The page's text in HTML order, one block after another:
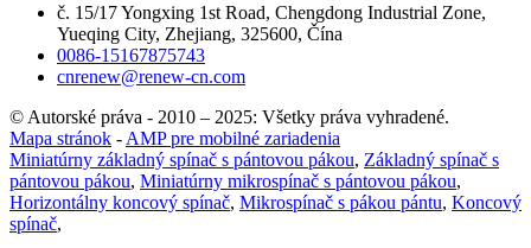
č. 15/17 Yongxing 1st Road, Chengdong Industrial Zone,
Yueqing City, Zhejiang, 325600, Čína
0086-15167875743
cnrenew@renew-cn.com
© Autorské práva - 2010 – 2025: Všetky práva vyhradené.
Mapa stránok - AMP pre mobilné zariadenia
Miniatúrny základný spínač s pántovou pákou, Základný spínač s
pántovou pákou, Miniatúrny mikrospínač s pántovou pákou,
Horizontálny koncový spínač, Mikrospínač s pákou pántu, Koncový
spínač,